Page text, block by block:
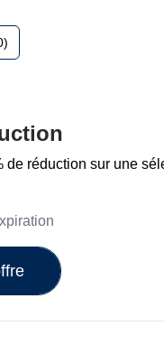
de réduction sur une